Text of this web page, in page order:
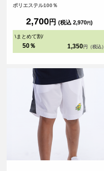
印象を保ちます。さらに、シルクの
なルックスながら、オンオフ問わず
快適に着用いただけます。
ポリエステル100％
2,700円 (税込 2,970円)
\まとめて割/
50％ 1,350 円（税込）